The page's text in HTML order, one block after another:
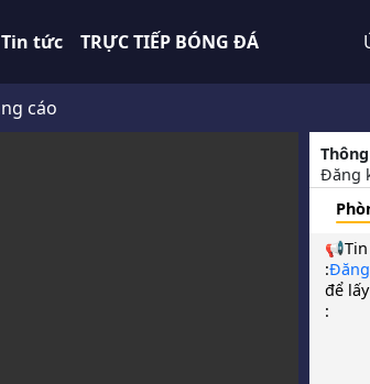
Tin tức TRỰC TIẾP BÓNG ĐÁ
Đăng
anh
:
để
: